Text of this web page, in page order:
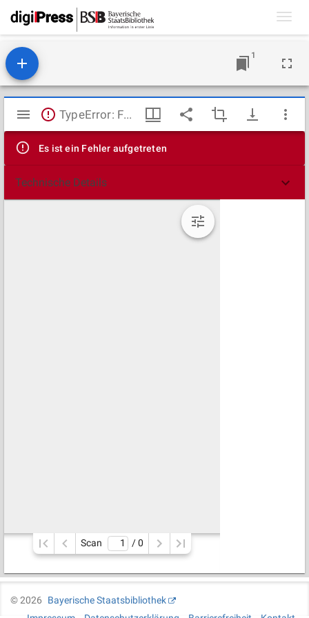
1
Mirador
Viewer
TypeError: Failed to fetch
Es ist ein Fehler aufgetreten
Technische Details
Scan / 0
©2026
Bayerische Staatsbibliothek